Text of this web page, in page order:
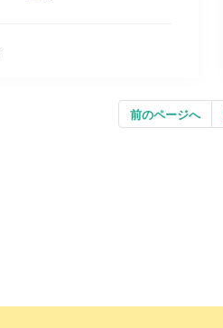
前のページへ